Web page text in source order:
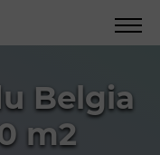
Belgia
m2